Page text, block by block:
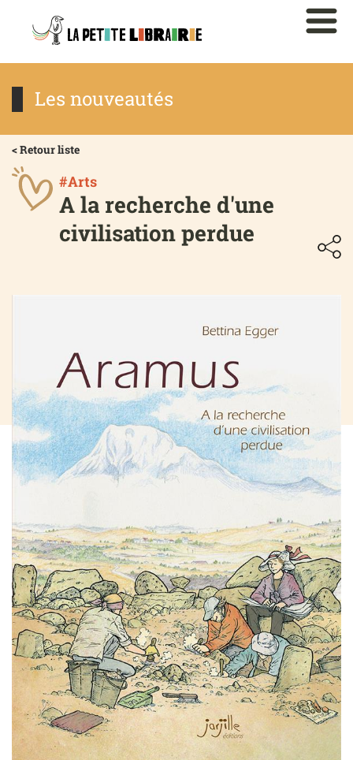
Les nouveautés
< Retour liste
#Arts
A la recherche d'une
civilisation perdue